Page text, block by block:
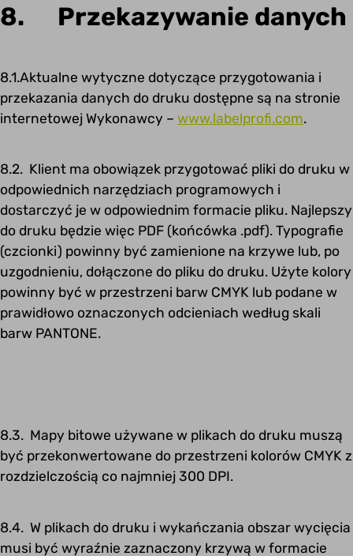
8. Przekazywanie danych
8.1.Aktualne wytyczne dotyczące przygotowania i
przekazania danych do druku dostępne są na stronie
internetowej Wykonawcy – www.labelprofi.com.
8.2. Klient ma obowiązek przygotować pliki do druku w
odpowiednich narzędziach programowych i
dostarczyć je w odpowiednim formacie pliku. Najlepszy
do druku będzie więc PDF (końcówka .pdf). Typografie
(czcionki) powinny być zamienione na krzywe lub, po
uzgodnieniu, dołączone do pliku do druku. Użyte kolory
powinny być w przestrzeni barw CMYK lub podane w
prawidłowo oznaczonych odcieniach według skali
barw PANTONE.
8.3. Mapy bitowe używane w plikach do druku muszą
być przekonwertowane do przestrzeni kolorów CMYK z
rozdzielczością co najmniej 300 DPI.
8.4. W plikach do druku i wykańczania obszar wycięcia
musi być wyraźnie zaznaczony krzywą w formacie